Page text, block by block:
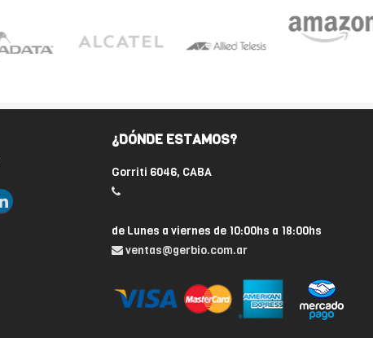
¿DÓNDE ESTAMOS?
Gorriti 6046, CABA
de Lunes a viernes de 10:00hs a 18:00hs
ventas@gerbio.com.ar